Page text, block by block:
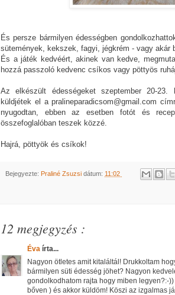
És persze bármilyen édességben
sütemények, kekszek, fagyi, jégkrém - vagy akár
És a játék kedvéért, akinek van kedve,
hozzá passzoló kedvenc csíkos vagy pöttyös
Az elkészült édességeket szeptember 20-
küldjétek el a pralineparadicsom@gmail.com
nyugodtan, ebben az esetben fotót és
összefoglalóban teszek közzé.
Hajrá, pöttyök és csíkok!
Bejegyezte: Praliné Zsuzsi dátum: 11:02
12 megjegyzés :
Éva írta...
Nagyon ötletes amit kitaláltál! Drukkoltam
bármilyen süti édesség jöhet? Nagyon
gondolkodhatom rajta hogy miben legyen?:-
bőven ) és akkor küldöm! Köszi az izgalmas